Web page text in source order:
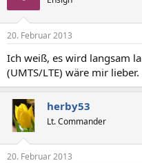
20. Februar 2013
Ich weiß, es wird langsam
(UMTS/LTE) wäre mir lieber.
herby53
Lt. Commander
20. Februar 2013